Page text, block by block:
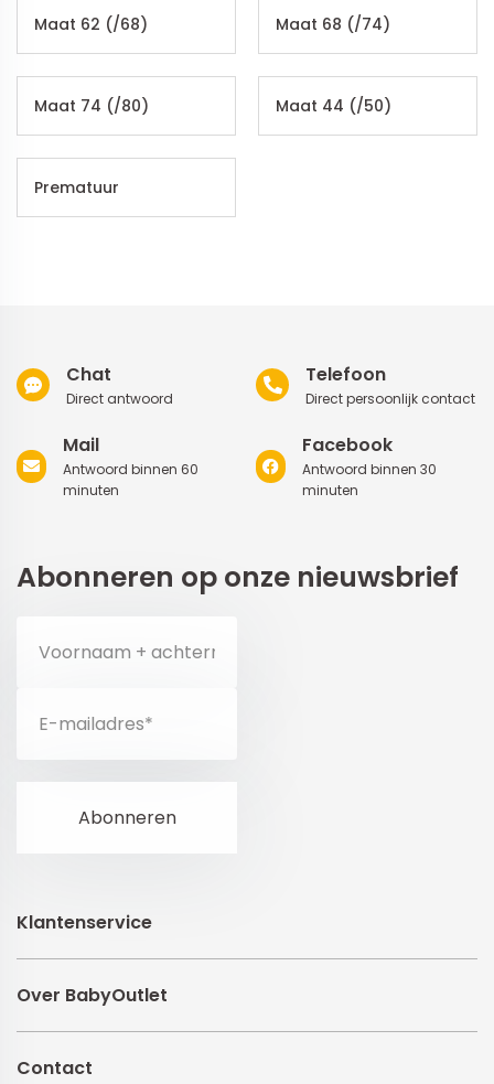
Maat 62 (/68) Maat 68 (/74)
Maat 74 (/80) Maat 44 (/50)
Prematuur
Chat
Direct antwoord
Telefoon
Direct persoonlijk contact
Mail
Antwoord binnen 60
minuten
Facebook
Antwoord binnen 30
minuten
Abonneren op onze nieuwsbrief
Klantenservice
Over BabyOutlet
Contact